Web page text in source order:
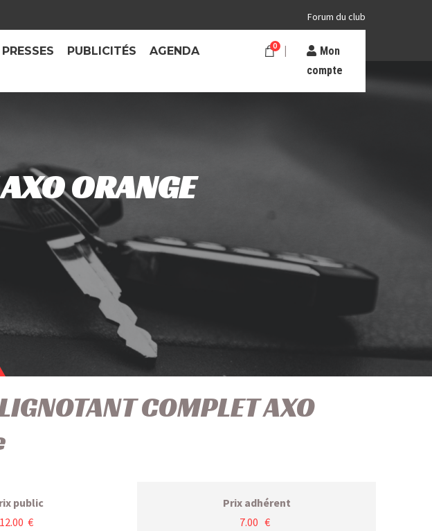
Forum du club
PRESSES PUBLICITÉS
AGENDA
0
Mon
compte
ORANGE
COMPLET AXO
public
12.00 €
Prix adhérent
7.00 €